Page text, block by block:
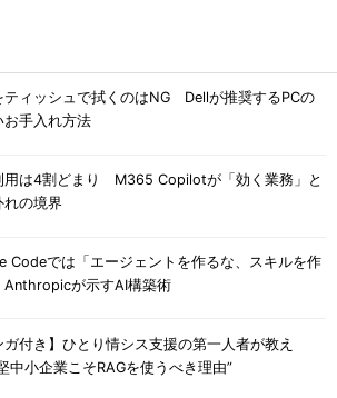
ティッシュで拭くのはNG Dellが推奨するPCの
お手入れ方法
用は4割どまり M365 Copilotが「効く業務」と
れの境界
Codeでは「エージェントを作るな、スキルを作
が示すAI構築術
ガ付き】ひとり情シス支援の第一人者が教え
中小企業こそRAGを使うべき理由”